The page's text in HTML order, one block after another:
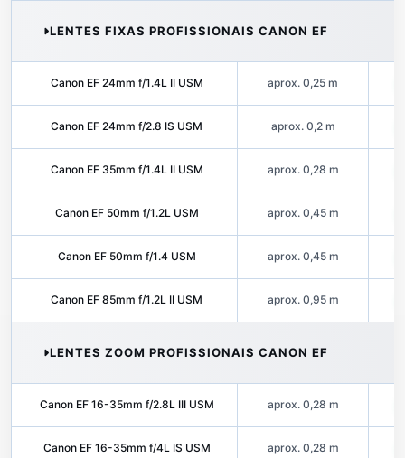
LENTES FIXAS PROFISSIONAIS CANON EF
Canon EF 24mm f/1.4L II USM aprox. 0,25 m
Canon EF 24mm f/2.8 IS USM aprox. 0,2 m
Canon EF 35mm f/1.4L II USM aprox. 0,28 m
Canon EF 50mm f/1.2L USM aprox. 0,45 m
Canon EF 50mm f/1.4 USM aprox. 0,45 m
Canon EF 85mm f/1.2L II USM aprox. 0,95 m
LENTES ZOOM PROFISSIONAIS CANON EF
Canon EF 16-35mm f/2.8L III USM aprox. 0,28 m
Canon EF 16-35mm f/4L IS USM aprox. 0,28 m